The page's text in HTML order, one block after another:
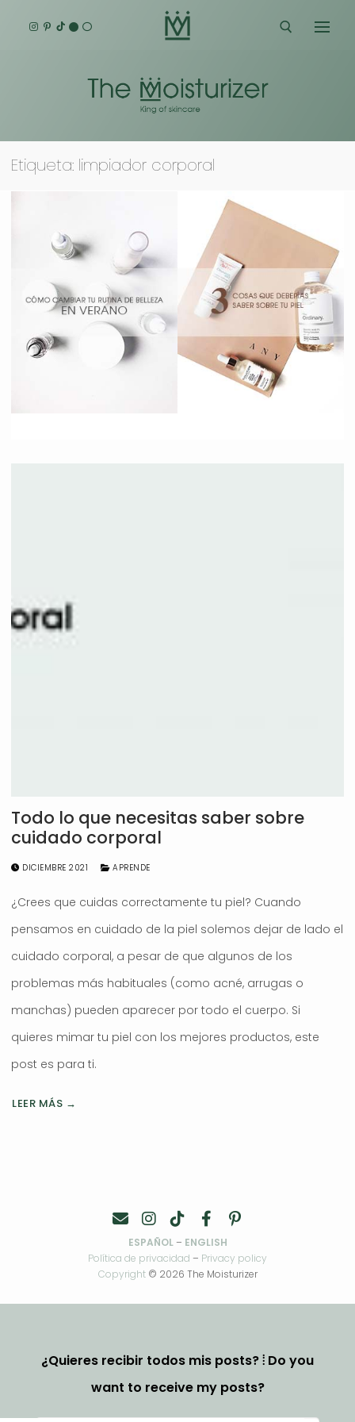
Buscar:
Etiqueta: limpiador corporal
Todo lo que necesitas saber sobre
cuidado corporal
DICIEMBRE 2021 APRENDE
¿Crees que cuidas correctamente tu piel? Cuando
pensamos en cuidado de la piel solemos dejar de lado el
cuidado corporal, a pesar de que algunos de los
problemas más habituales (como acné, arrugas o
manchas) pueden aparecer por todo el cuerpo. Si
quieres mimar tu piel con los mejores productos, este
post es para ti.
LEER MÁS →
ESPAÑOL– ENGLISH
Política de privacidad – Privacy policy
Copyright© 2026 The Moisturizer
¿Quieres recibir todos mis posts? ⦙ Do you
want to receive my posts?